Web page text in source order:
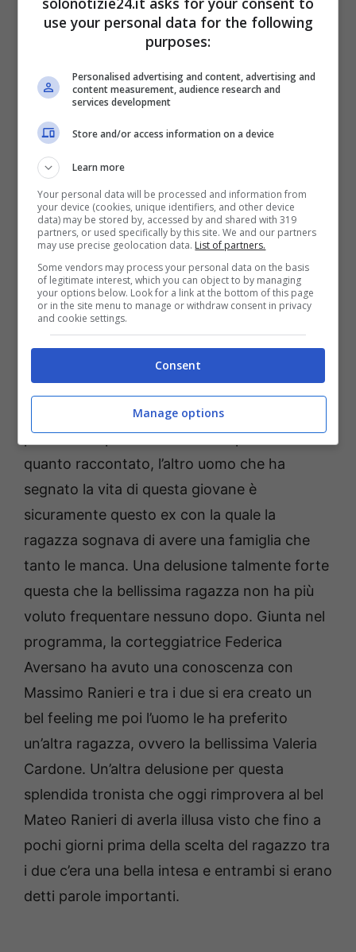
piccola e la rottura di questo legame le ha
causato e ancora oggi le provoca grande
questa bellissima tronista però è suo figlio
Luciano Giuseppe avuto dal suo ex
compagno che, come ha raccontato la stessa
ragazza, la avrebbe lasciata al sesto mese di
gravidanza anche se pare sia rimasto come
padre nella vita del loro. La motivazione di
questo gesto del suo ex? Pare sia stata che lui
non se la sentiva di avere un rapporto stabile.
Il legame che la bellissima tronista sente di
aver perso con il padre era talmente forte
che Federica Aversano ha scelto di chiamare
il figlio come il genitore, ovvero Giuseppe.
Luciano, invece, sarebbe il nome del nonno
paterno del piccolo. Come si capisce da
quanto raccontato, l’altro uomo che ha
segnato la vita di questa giovane è
sicuramente questo ex con la quale la
ragazza sognava di avere una famiglia che
tanto le manca. Una delusione talmente forte
questa che la bellissima ragazza non ha più
voluto frequentare nessuno dopo. Giunta nel
programma, la corteggiatrice Federica
Aversano ha avuto una conoscenza con
Massimo Ranieri e tra i due si era creato un
bel feeling me poi l’uomo le ha preferito
un’altra ragazza, ovvero la bellissima Valeria
Cardone. Un’altra delusione per questa
splendida tronista che oggi rimprovera al bel
Mateo Ranieri di averla illusa visto che fino a
pochi giorni prima della scelta del ragazzo tra
i due c’era una bella intesa e entrambi si erano
detti parole importanti.
use your personal data for the following
purposes:
Personalised advertising and content, advertising and
content measurement, audience research and
services development
Store and/or access information on a device
Learn more
Your personal data will be processed and information from
your device (cookies, unique identifiers, and other device
data) may be stored by, accessed by and shared with 319
partners, or used specifically by this site. We and our partners
may use precise geolocation data. List of partners.
Some vendors may process your personal data on the basis
of legitimate interest, which you can object to by managing
your options below. Look for a link at the bottom of this page
or in the site menu to manage or withdraw consent in privacy
and cookie settings.
Consent
Manage options